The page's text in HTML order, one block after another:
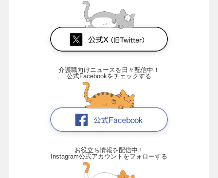
介護職向けニュースを日々配信中！
公式Facebookをチェックする
お役立ち情報を配信中！
Instagram公式アカウントをフォローする